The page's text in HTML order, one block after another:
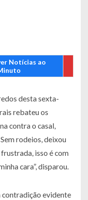
Notícias ao
desta sexta-
rebateu os
contra o casal,
rodeios, deixou
isso é com
cara”, disparou.
contradição evidente